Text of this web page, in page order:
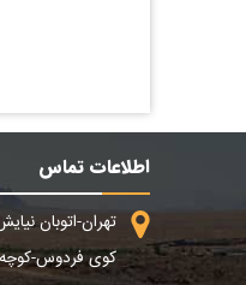
اطلاعات تماس
تهران-اتوبان